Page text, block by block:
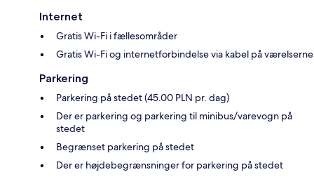
Internet
Gratis Wi-Fi i fællesområder
Gratis Wi-Fi og internetforbindelse via kabel på værelserne
Parkering
Parkering på stedet (45.00 PLN pr. dag)
Der er parkering og parkering til minibus/varevogn på
stedet
Begrænset parkering på stedet
Der er højdebegrænsninger for parkering på stedet